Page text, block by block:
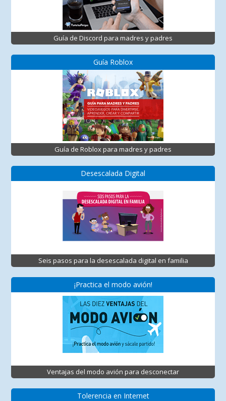
Guía de Discord para madres y padres
Guía Roblox
Guía de Roblox para madres y padres
Desescalada Digital
Seis pasos para la desescalada digital en familia
¡Practica el modo avión!
Ventajas del modo avión para desconectar
Tolerencia en Internet